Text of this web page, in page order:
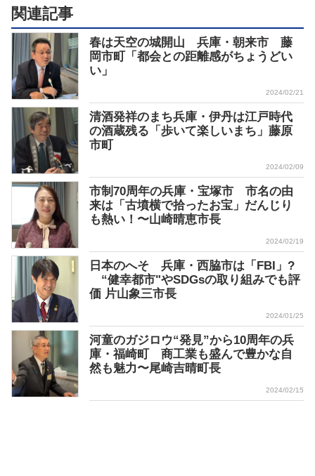
関連記事
春は天空の城開山 兵庫・朝来市 藤
岡市町「都会との距離感がちょうどい
い」
2024/02/21
清酒発祥のまち兵庫・伊丹は江戸時代
の酒蔵残る「歩いて楽しいまち」藤原
市町
2024/02/09
市制70周年の兵庫・宝塚市 市名の由
来は「古墳横で拾ったお宝」だんじり
も熱い！〜山崎晴恵市長
2024/02/19
日本のへそ 兵庫・西脇市は「FBI」?
“健幸都市"やSDGsの取り組みでも評
価 片山象三市長
2024/01/25
河童のガジロウ“発見”から10周年の兵
庫・福崎町 商工業も盛んで豊かな自
然も魅力〜尾崎吉晴町長
2024/02/15